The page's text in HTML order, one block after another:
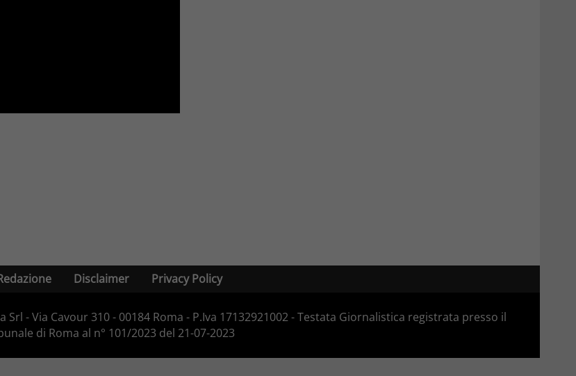
Disclaimer Privacy Policy
- Via Cavour 310 - 00184 Roma - P.Iva 17132921002 - Testata Giornalistica registrata presso il
di Roma al n° 101/2023 del 21-07-2023